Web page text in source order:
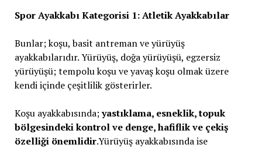
Spor Ayakkabı Kategorisi 1: Atletik Ayakkabılar
Bunlar; koşu, basit antreman ve yürüyüş
ayakkabılarıdır. Yürüyüş, doğa yürüyüşü, egzersiz
yürüyüşü; tempolu koşu ve yavaş koşu olmak üzere
kendi içinde çeşitlilik gösterirler.
Koşu ayakkabısında;yastıklama, esneklik, topuk
bölgesindeki kontrol ve denge, hafiflik ve çekiş
özelliği önemlidir.Yürüyüş ayakkabısında ise